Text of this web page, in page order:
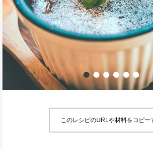
このレシピのURLや材料をコピー